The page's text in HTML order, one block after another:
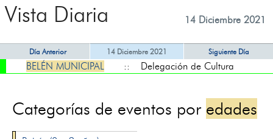
Vista Diaria 14 Diciembre 2021
Día Anterior 14 Diciembre 2021 Siguiente Día
BELÉN MUNICIPAL :: Delegación de Cultura
Categorías de eventos por edades